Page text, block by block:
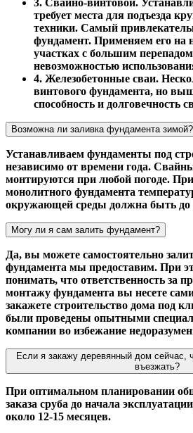
требует места для подъезда
техники. Самый
фундамент. Применяем его на
участках с большим
невозможностью
4. Железобетонные сваи.
винтового фундамента, но
способность и долговечность
Возможна ли заливка фундамента зимой?
Устанавливаем фундаменты под
независимо от времени года.
монтируются при любой погоде.
монолитного фундамента
окружающей среды должна быть до
Могу ли я сам залить фундамент?
Да, вы можете самостоятельно
фундамента мы предоставим. При
понимать, что ответственность за
монтажу фундамента вы несете
закажете строительство дома под
были проведены опытными
компании во избежание
Если я закажу деревянный дом сейчас,
въезжать?
При оптимальном планировании
заказа сруба до начала
около 12-15 месяцев.